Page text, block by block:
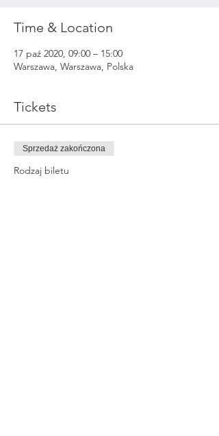
Time & Location
17 paź 2020, 09:00 – 15:00
Warszawa, Warszawa, Polska
Tickets
Sprzedaż zakończona
Rodzaj biletu